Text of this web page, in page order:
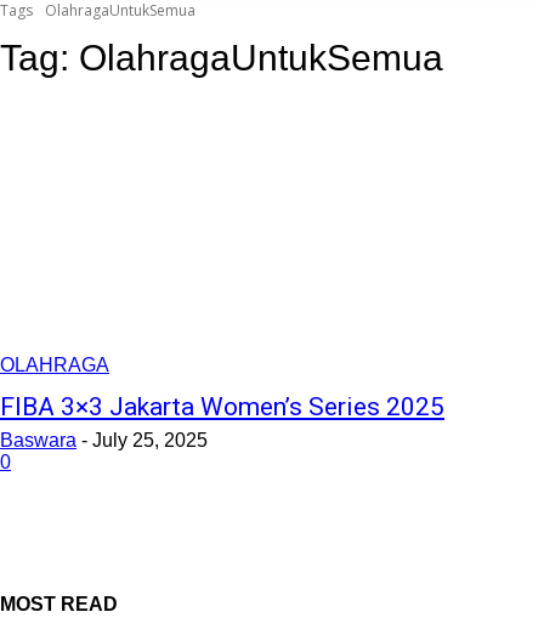
Tags OlahragaUntukSemua
Tag: OlahragaUntukSemua
OLAHRAGA
FIBA 3×3 Jakarta Women’s Series 2025
Baswara - July 25, 2025
0
MOST READ